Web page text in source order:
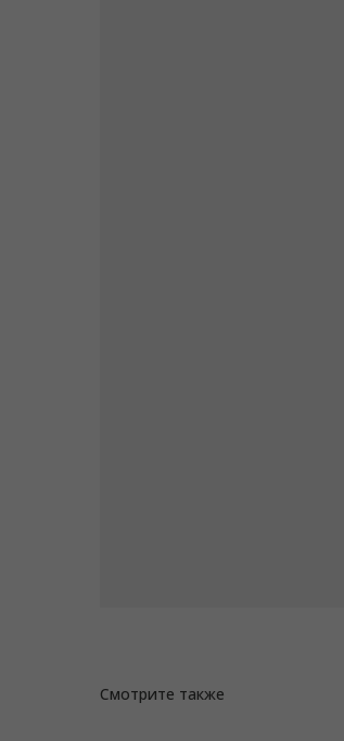
Смотрите также